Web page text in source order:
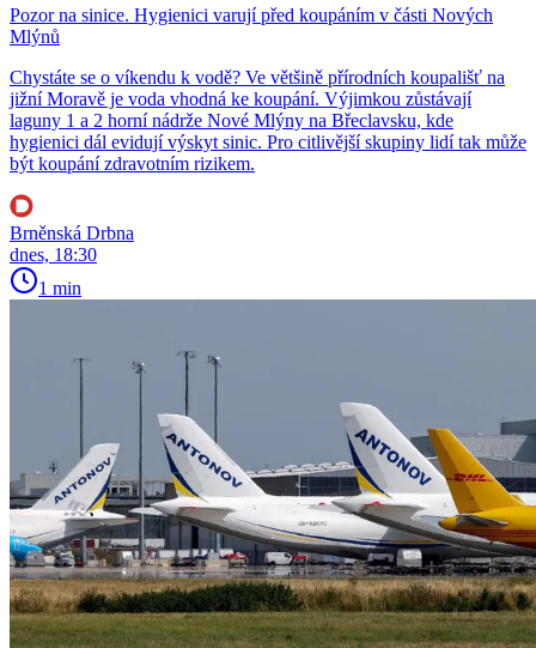
Pozor na sinice. Hygienici varují před koupáním v části Nových
Mlýnů
Chystáte se o víkendu k vodě? Ve většině přírodních koupališť na
jižní Moravě je voda vhodná ke koupání. Výjimkou zůstávají
laguny 1 a 2 horní nádrže Nové Mlýny na Břeclavsku, kde
hygienici dál evidují výskyt sinic. Pro citlivější skupiny lidí tak může
být koupání zdravotním rizikem.
Brněnská Drbna
dnes, 18:30
1 min